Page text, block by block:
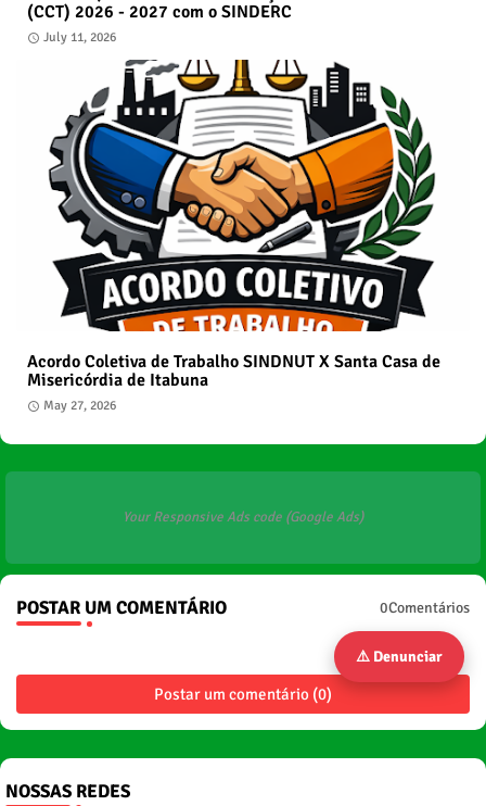
(CCT) 2026 - 2027 com o SINDERC
July 11, 2026
Acordo Coletiva de Trabalho SINDNUT X Santa Casa de
Misericórdia de Itabuna
May 27, 2026
Your Responsive Ads code (Google Ads)
POSTAR UM COMENTÁRIO 0Comentários
Postar um comentário (0)
NOSSAS REDES
⚠️ Denunciar